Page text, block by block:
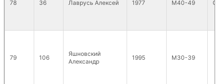
78 36 Лаврусь Алексей 1977 М40-49
79 106
Яшновский
Александр
1995 М30-39